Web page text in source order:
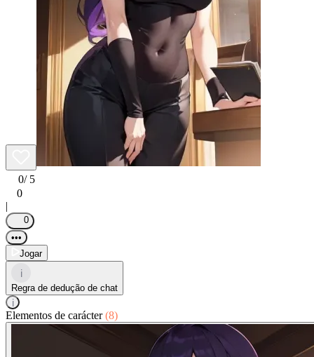
0/ 5
0
|
0
•••
Jogar
i
Regra de dedução de chat
i
Elementos de carácter(8)